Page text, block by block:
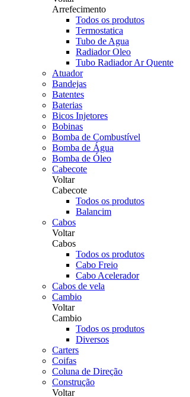
Arrefecimento
Todos os produtos
Termostatica
Tubo de Agua
Radiador Oleo
Tubo Radiador Ar Quente
Atuador
Bandejas
Batentes
Baterias
Bicos Injetores
Bobinas
Bomba de Combustível
Bomba de Água
Bomba de Óleo
Cabecote
Voltar
Cabecote
Todos os produtos
Balancim
Cabos
Voltar
Cabos
Todos os produtos
Cabo Freio
Cabo Acelerador
Cabos de vela
Cambio
Voltar
Cambio
Todos os produtos
Diversos
Carters
Coifas
Coluna de Direção
Construção
Voltar